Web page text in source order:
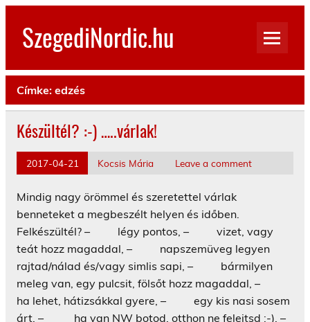
Skip
contentSzegediNordic.hu
Címke: edzés
Készültél? :-) …..várlak!
2017-04-21 Kocsis Mária Leave a comment
Mindig nagy örömmel és szeretettel várlak
benneteket a megbeszélt helyen és időben.
Felkészültél? – légy pontos, – vizet, vagy
teát hozz magaddal, – napszemüveg legyen
rajtad/nálad és/vagy simlis sapi, – bármilyen
meleg van, egy pulcsit, fölsőt hozz magaddal, –
ha lehet, hátizsákkal gyere, – egy kis nasi sosem
árt, – ha van NW botod, otthon ne felejtsd :-), –